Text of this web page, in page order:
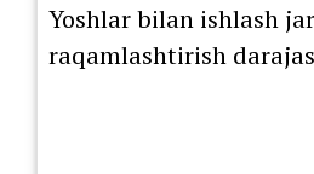
Yoshlar bilan ishlash
raqamlashtirish